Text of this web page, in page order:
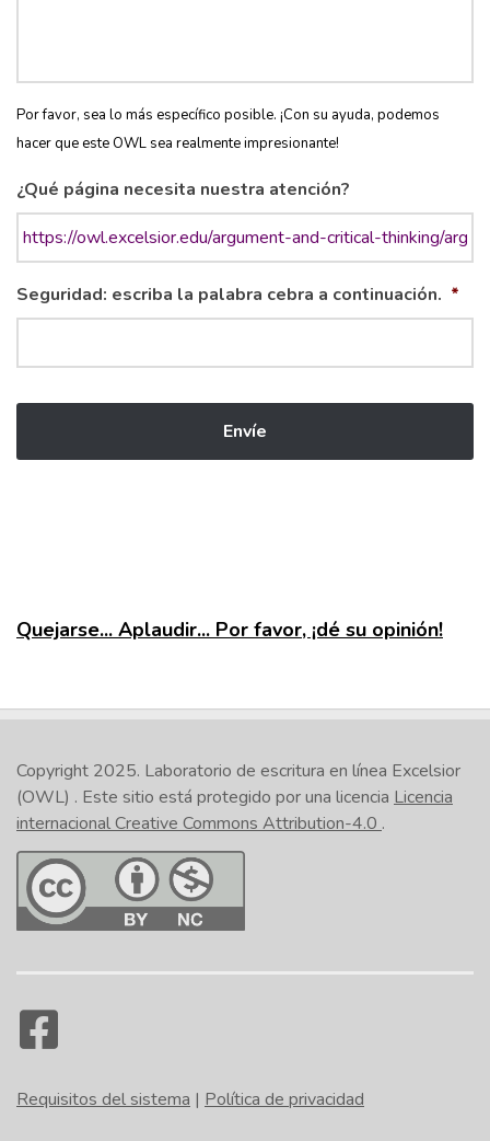
Por favor, sea lo más específico posible. ¡Con su ayuda, podemos
hacer que este OWL sea realmente impresionante!
¿Qué página necesita nuestra atención?
Seguridad: escriba la palabra cebra a continuación. *
Quejarse... Aplaudir... Por favor, ¡dé su opinión!
Copyright 2025. Laboratorio de escritura en línea Excelsior
(OWL) . Este sitio está protegido por una licencia Licencia
internacional Creative Commons Attribution-4.0 .
Requisitos del sistema | Política de privacidad